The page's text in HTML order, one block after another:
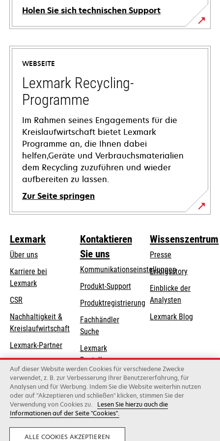
Holen Sie sich technischen Support
wird
in
neuen
Registerkarte
geöffnet
WEBSEITE
Lexmark Recycling-
Programme
Im Rahmen seines Engagements für die
Kreislaufwirtschaft bietet Lexmark
Programme an, die Ihnen dabei
helfen,Geräte und Verbrauchsmaterialien
dem Recycling zuzuführen und wieder
aufbereiten zu lassen.
Zur Seite springen
Lexmark
Über uns
Karriere bei
Lexmark
CSR
Nachhaltigkeit &
Kreislaufwirtschaft
Lexmark-Partner
Kontaktieren
Sie uns
Kommunikationseinstellungen
wird
in
einer
neuen
Registerkarte
geöffnet
Produkt-Supportwird
einer
neuen
Produktregistrierung
Fachhändler
Suche
Lexmark
Bestellungen
Lexmark
Distributoren
Wissenszentrum
Presse
Erfolgsstory
Einblicke der
Analysten
Lexmark Blog
Lexmark International, Inc., ein Unternehmen von Xerox
©2026 Alle Rechte vorbehalten.
Legal Privatsphäre Geschäftsbedingungen
Auf dieser Website werden Cookies für verschiedene Zwecke
verwendet, z. B. zur Verbesserung Ihrer Benutzererfahrung, für
Analysen und für Werbung. Indem Sie die Website weiterhin nutzen
oder auf "Akzeptieren und schließen" klicken, stimmen Sie der
Verwendung von Cookies zu.
Lesen Sie hierzu auch die
Informationen auf der Seite "Cookies".
ALLE COOKIES AKZEPTIEREN